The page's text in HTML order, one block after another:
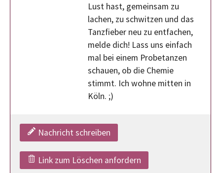
Lust hast, gemeinsam zu
lachen, zu schwitzen und das
Tanzfieber neu zu entfachen,
melde dich! Lass uns einfach
mal bei einem Probetanzen
schauen, ob die Chemie
stimmt. Ich wohne mitten in
Köln. ;)
Nachricht schreiben
Link zum Löschen anfordern